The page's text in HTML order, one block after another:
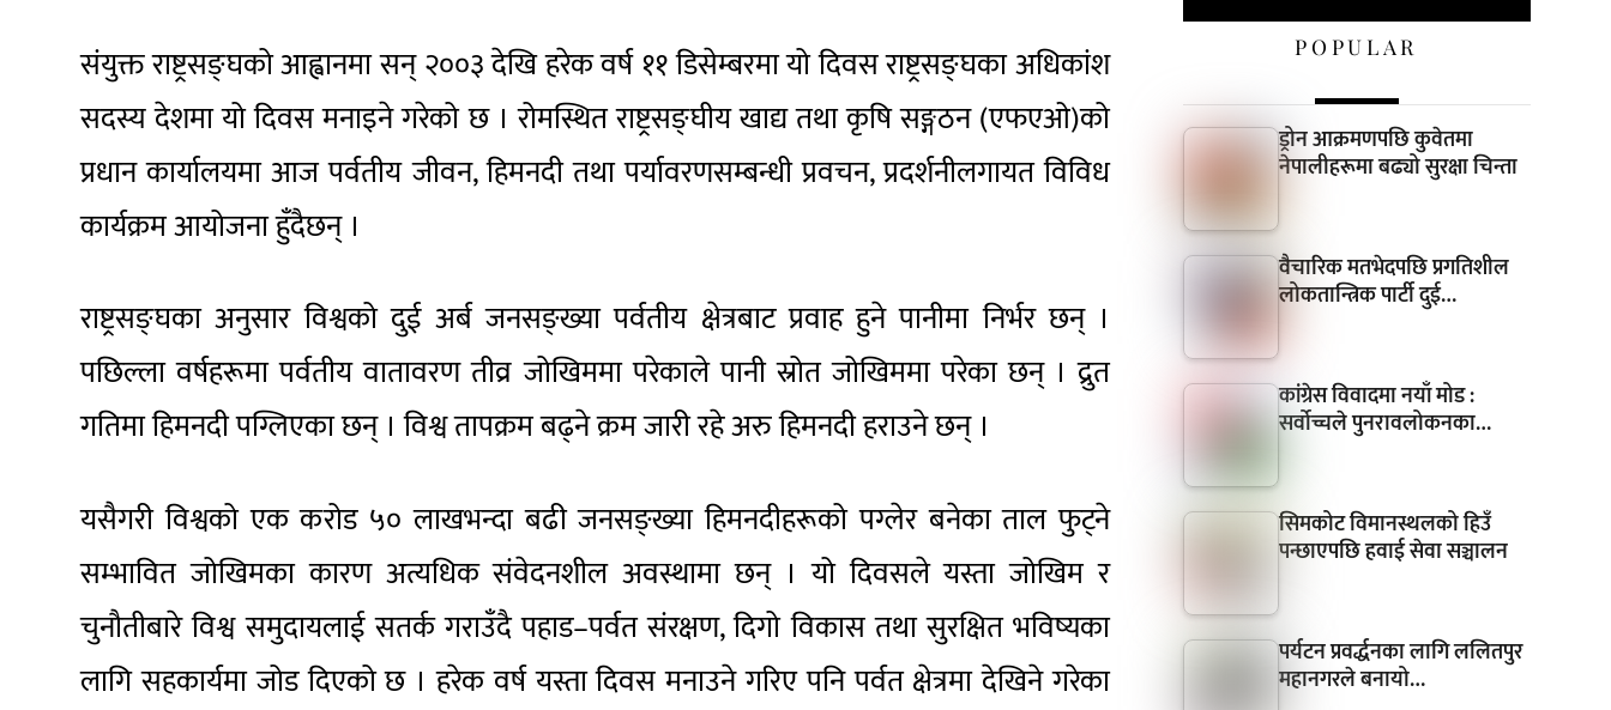
संयुक्त राष्ट्रसङ्घको आह्वानमा सन् २००३ देखि हरेक वर्ष ११ डिसेम्बरमा यो दिवस राष्ट्रसङ्घका अधिकांश
सदस्य देशमा यो दिवस मनाइने गरेको छ । रोमस्थित राष्ट्रसङ्घीय खाद्य तथा कृषि सङ्गठन (एफएओ)को
प्रधान कार्यालयमा आज पर्वतीय जीवन, हिमनदी तथा पर्यावरणसम्बन्धी प्रवचन, प्रदर्शनीलगायत विविध
कार्यक्रम आयोजना हुँदैछन् ।
राष्ट्रसङ्घका अनुसार विश्वको दुई अर्ब जनसङ्ख्या पर्वतीय क्षेत्रबाट प्रवाह हुने पानीमा निर्भर छन् ।
पछिल्ला वर्षहरूमा पर्वतीय वातावरण तीव्र जोखिममा परेकाले पानी स्रोत जोखिममा परेका छन् । द्रुत
गतिमा हिमनदी पग्लिएका छन् । विश्व तापक्रम बढ्ने क्रम जारी रहे अरु हिमनदी हराउने छन् ।
यसैगरी विश्वको एक करोड ५० लाखभन्दा बढी जनसङ्ख्या हिमनदीहरूको पग्लेर बनेका ताल फुट्ने
सम्भावित जोखिमका कारण अत्यधिक संवेदनशील अवस्थामा छन् । यो दिवसले यस्ता जोखिम र
चुनौतीबारे विश्व समुदायलाई सतर्क गराउँदै पहाड–पर्वत संरक्षण, दिगो विकास तथा सुरक्षित भविष्यका
लागि सहकार्यमा जोड दिएको छ । हरेक वर्ष यस्ता दिवस मनाउने गरिए पनि पर्वत क्षेत्रमा देखिने गरेका
POPULAR
ड्रोन आक्रमणपछि कुवेतमा
नेपालीहरूमा बढ्यो सुरक्षा चिन्ता
वैचारिक मतभेदपछि प्रगतिशील
लोकतान्त्रिक पार्टी दुई…
कांग्रेस विवादमा नयाँ मोड :
सर्वोच्चले पुनरावलोकनका…
सिमकोट विमानस्थलको हिउँ
पन्छाएपछि हवाई सेवा सञ्चालन
पर्यटन प्रवर्द्धनका लागि ललितपुर
महानगरले बनायो…